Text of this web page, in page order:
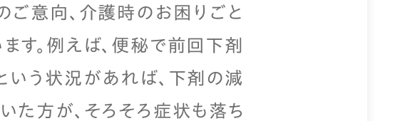
ご意向、介護時のお困りごと
す。例えば、便秘で前回下剤
いう状況があれば、下剤の減
た方が、そろそろ症状も落ち